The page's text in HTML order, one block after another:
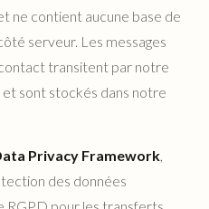
ne contient aucune base de
serveur. Les messages
transitent par notre
sont stockés dans notre
Privacy Framework,
des données